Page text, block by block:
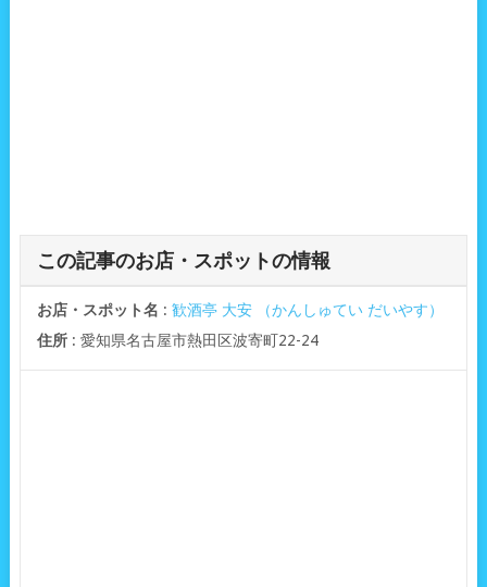
この記事のお店・スポットの情報
お店・スポット名 : 歓酒亭 大安 （かんしゅてい だいやす）
住所: 愛知県名古屋市熱田区波寄町22-24